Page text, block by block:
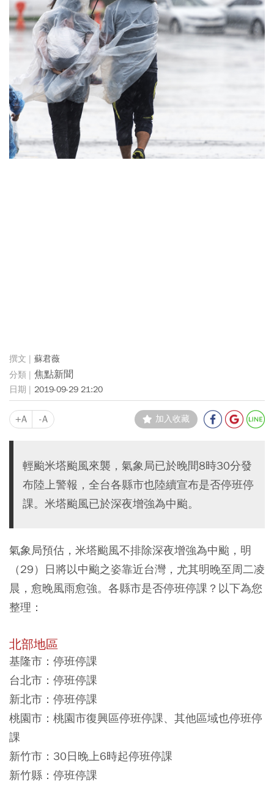
蘇君薇
焦點新聞
2019-09-29 21:20
+A -A 加入收藏
輕颱米塔颱風來襲，氣象局已於晚間8時30分發
布陸上警報，全台各縣市也陸續宣布是否停班停
課。米塔颱風已於深夜增強為中颱。
氣象局預估，米塔颱風不排除深夜增強為中颱，明
（29）日將以中颱之姿靠近台灣，尤其明晚至周二凌
晨，愈晚風雨愈強。各縣市是否停班停課？以下為您
整理：
北部地區
基隆市：停班停課
台北市：停班停課
新北市：停班停課
桃園市：桃園市復興區停班停課、其他區域也停班停
課
新竹市：30日晚上6時起停班停課
新竹縣：停班停課